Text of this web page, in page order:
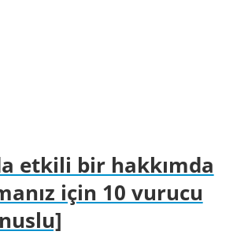
etkili bir hakkımda
için 10 vurucu